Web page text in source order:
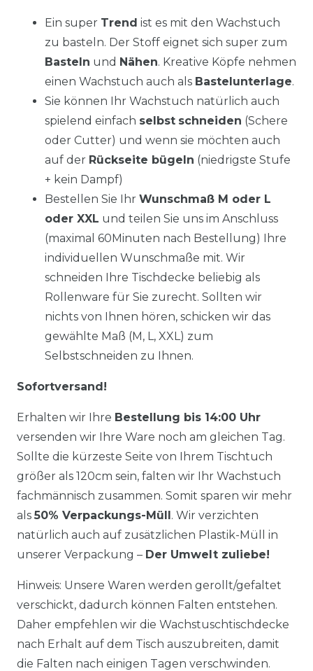
Ein super Trend ist es mit den Wachstuch
zu basteln. Der Stoff eignet sich super zum
Basteln und Nähen. Kreative Köpfe nehmen
einen Wachstuch auch als Bastelunterlage.
Sie können Ihr Wachstuch natürlich auch
spielend einfach selbst schneiden (Schere
oder Cutter) und wenn sie möchten auch
auf der Rückseite bügeln (niedrigste Stufe
+ kein Dampf)
Bestellen Sie Ihr Wunschmaß M oder L
oder XXL und teilen Sie uns im Anschluss
(maximal 60Minuten nach Bestellung) Ihre
individuellen Wunschmaße mit. Wir
schneiden Ihre Tischdecke beliebig als
Rollenware für Sie zurecht. Sollten wir
nichts von Ihnen hören, schicken wir das
gewählte Maß (M, L, XXL) zum
Selbstschneiden zu Ihnen.
Sofortversand!
Erhalten wir Ihre Bestellung bis 14:00 Uhr
versenden wir Ihre Ware noch am gleichen Tag.
Sollte die kürzeste Seite von Ihrem Tischtuch
größer als 120cm sein, falten wir Ihr Wachstuch
fachmännisch zusammen. Somit sparen wir mehr
als 50% Verpackungs-Müll. Wir verzichten
natürlich auch auf zusätzlichen Plastik-Müll in
unserer Verpackung – Der Umwelt zuliebe!
Hinweis: Unsere Waren werden gerollt/gefaltet
verschickt, dadurch können Falten entstehen.
Daher empfehlen wir die Wachstuschtischdecke
nach Erhalt auf dem Tisch auszubreiten, damit
die Falten nach einigen Tagen verschwinden.